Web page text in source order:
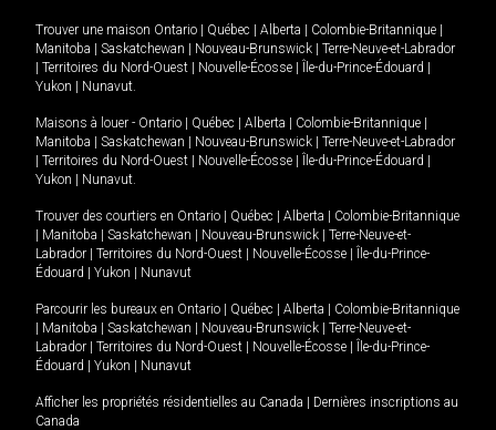
Trouver une maison Ontario | Québec | Alberta | Colombie-Britannique |
Manitoba | Saskatchewan | Nouveau-Brunswick | Terre-Neuve-et-Labrador
| Territoires du Nord-Ouest | Nouvelle-Écosse | Île-du-Prince-Édouard |
Yukon | Nunavut
Maisons à louer - Ontario | Québec | Alberta | Colombie-Britannique |
Manitoba | Saskatchewan | Nouveau-Brunswick | Terre-Neuve-et-Labrador
| Territoires du Nord-Ouest | Nouvelle-Écosse | Île-du-Prince-Édouard |
Yukon | Nunavut
Trouver des courtiers en Ontario | Québec | Alberta | Colombie-Britannique
| Manitoba | Saskatchewan | Nouveau-Brunswick | Terre-Neuve-et-
Labrador | Territoires du Nord-Ouest | Nouvelle-Écosse | Île-du-Prince-
Édouard | Yukon | Nunavut
Parcourir les bureaux en Ontario | Québec | Alberta | Colombie-Britannique
| Manitoba | Saskatchewan | Nouveau-Brunswick | Terre-Neuve-et-
Labrador | Territoires du Nord-Ouest | Nouvelle-Écosse | Île-du-Prince-
Édouard | Yukon | Nunavut
Afficher les propriétés résidentielles au Canada | Dernières inscriptions au
Canada